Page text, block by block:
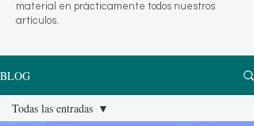
material en prácticamente todos nuestros
artículos.
BLOG
Todas las entradas